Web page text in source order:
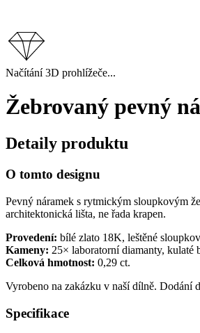
Načítání 3D prohlížeče...
Žebrovaný pevný
Detaily produktu
O tomto designu
Pevný náramek s rytmickým sloupkovým
architektonická lišta, ne řada krapen.
Provedení: bílé zlato 18K, leštěné
Kameny: 25× laboratorní diamanty, kulaté
Celková hmotnost: 0,29 ct.
Vyrobeno na zakázku v naší dílně.
Specifikace